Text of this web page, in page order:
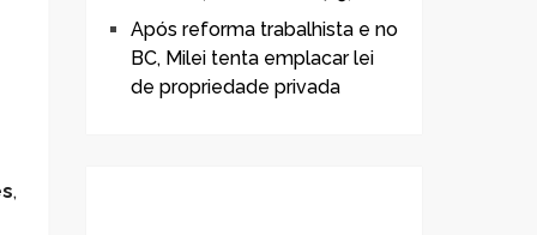
,
Após reforma trabalhista e no
BC, Milei tenta emplacar lei
de propriedade privada